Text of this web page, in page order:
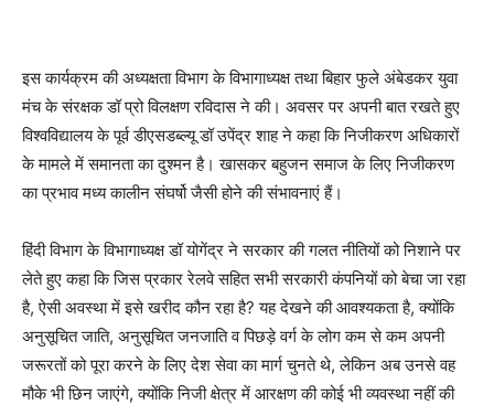
इस कार्यक्रम की अध्यक्षता विभाग के विभागाध्यक्ष तथा बिहार फुले अंबेडकर युवा
मंच के संरक्षक डॉ प्रो विलक्षण रविदास ने की। अवसर पर अपनी बात रखते हुए
विश्वविद्यालय के पूर्व डीएसडब्ल्यू डॉ उपेंद्र शाह ने कहा कि निजीकरण अधिकारों
के मामले में समानता का दुश्मन है। खासकर बहुजन समाज के लिए निजीकरण
का प्रभाव मध्य कालीन संघर्षो जैसी होने की संभावनाएं हैं।
हिंदी विभाग के विभागाध्यक्ष डॉ योगेंद्र ने सरकार की गलत नीतियों को निशाने पर
लेते हुए कहा कि जिस प्रकार रेलवे सहित सभी सरकारी कंपनियों को बेचा जा रहा
है, ऐसी अवस्था में इसे खरीद कौन रहा है? यह देखने की आवश्यकता है, क्योंकि
अनुसूचित जाति, अनुसूचित जनजाति व पिछड़े वर्ग के लोग कम से कम अपनी
जरूरतों को पूरा करने के लिए देश सेवा का मार्ग चुनते थे, लेकिन अब उनसे वह
मौके भी छिन जाएंगे, क्योंकि निजी क्षेत्र में आरक्षण की कोई भी व्यवस्था नहीं की